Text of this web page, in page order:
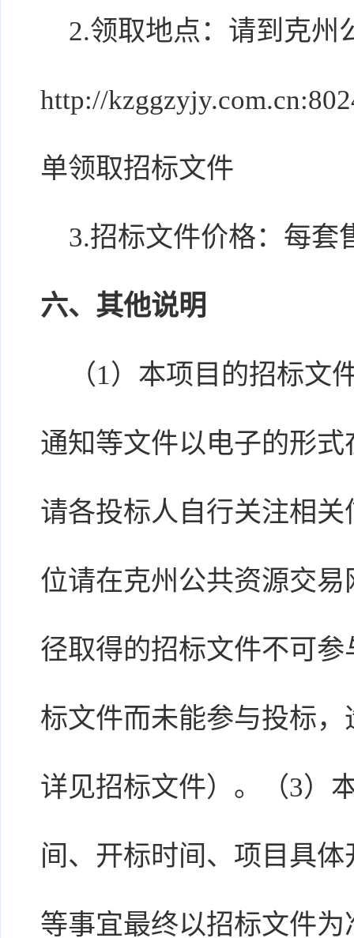
2.领取地点：请到克州
http://
单领取招标文件
3.招标文件价格：每套
六、其他说明
（1）本项目的招标文
通知等文件以电子的形
请各投标人自行关注相
位请在克州公共资源交
径取得的招标文件不可
标文件而未能参与投标
详见招标文件）。（3）
间、开标时间、项目具
等事宜最终以招标文件